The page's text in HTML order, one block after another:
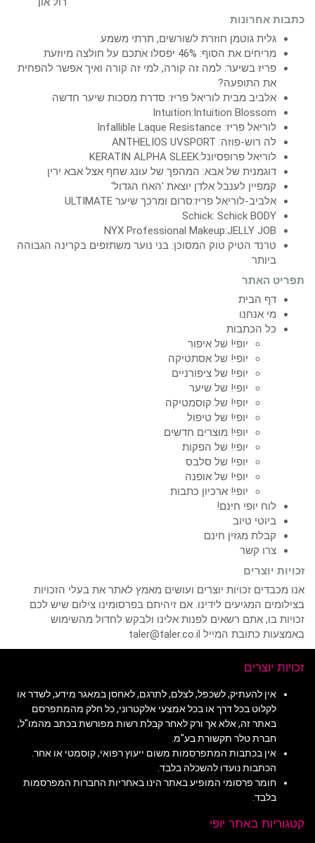
כתבות אחרונות
גלית גוטמן חוזרת לשורשים, תרתי משמע
מריחים את הסוף: 46% יפסלו אתכם על חולצה מיוזעת
פריז בשיער: למה זה קורה, למי זה קורה ואיך אפשר להפחית
את התופעה?
אלביב מבית לוריאל פריז: סדרת מסכות שיער חדשה
Intuition:Intuition Blossom
לוריאל פריז: Infallible Laque Resistance
לה רוש-פוזה: ANTHELIOS UVSPORT
לוריאל פרופסיונל:KERATIN ALPHA SLEEK
דוגמנית של אבא: המהפך של עונג שחף אצל אבא ירין
קמפיין לענבל אלדן יוצאת 'האח הגדול'
אלביב-לוריאל פריז:סרום ומרכך שיער ULTIMATE
Schick: Schick BODY
NYX Professional Makeup:JELLY JOB
טרנד הטיק טוק המסוכן: בני נוער משתזפים בקרינה הגבוהה
ביותר
תפריט האתר
דף הבית
מי אנחנו
כל הכתבות
יופי! של איפור
יופי! של אסתטיקה
יופי! של ציפורניים
יופי! של שיער
יופי! של קוסמטיקה
יופי! של טיפול
יופי! מוצרים חדשים
יופי! של הפקות
יופי! של סלבס
יופי! של אופנה
יופי! ארכיון כתבות
לוח יופי חינם!
ביוטי טיוב
קבלת מגזין חינם
צרו קשר
זכויות יוצרים
אנו מכבדים זכויות יוצרים ועושים מאמץ לאתר את בעלי הזכויות
בצילומים המגיעים לידינו. אם זיהיתם בפרסומינו צילום שיש לכם
זכויות בו, אתם רשאים לפנות אלינו ולבקש לחדול מהשימוש
באמצעות כתובת המייל taler@taler.co.il
זכויות יוצרים
אין להעתיק, לשכפל, לצלם, לתרגם, לאחסן במאגר מידע, לשדר או
לקלוט בכל דרך או בכל אמצעי אלקטרוני, כל חלק מהמתפרסם
באתר זה, אלא אך ורק לאחר קבלת רשות מפורשת בכתב מהמו"ל,
חברת טלר תקשורת בע"מ.
אין בכתבות המתפרסמות משום ייעוץ רפואי, קוסמטי או אחר.
הכתבות נועדו להשכלה בלבד.
חומר פרסומי המופיע באתר הינו באחריות החברות המפרסמות
בלבד.
קטגוריות באתר יופי